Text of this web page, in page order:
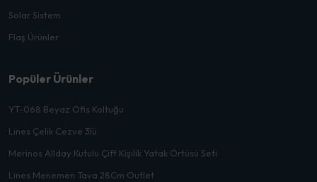
Solar Sistem
Flaş Ürünler
Popüler Ürünler
YT-068 Beyaz Ofis Koltuğu
Lines Çelik Cezve 3lü
Merinos Allday Kutulu Çift Kişilik Yatak Örtüsü Seti
Lines Menemen Tava 28Cm Outlet